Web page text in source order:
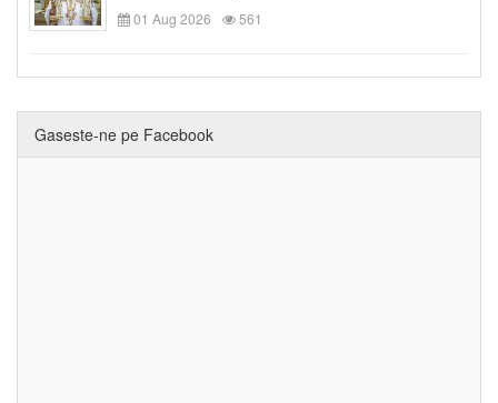
01 Aug 2026
561
Gaseste-ne pe Facebook